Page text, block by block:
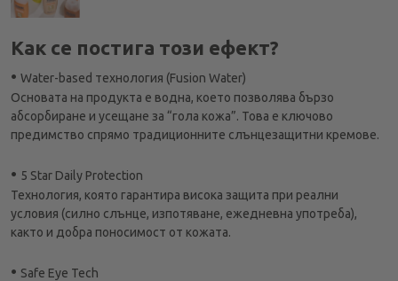
Как се постига този ефект?
• Water-based технология (Fusion Water)
Основата на продукта е водна, което позволява бързо
абсорбиране и усещане за “гола кожа”. Това е ключово
предимство спрямо традиционните слънцезащитни кремове.
• 5 Star Daily Protection
Технология, която гарантира висока защита при реални
условия (силно слънце, изпотяване, ежедневна употреба),
както и добра поносимост от кожата.
• Safe Eye Tech